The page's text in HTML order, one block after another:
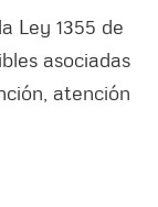
Ley 1355 de
asociadas
atención